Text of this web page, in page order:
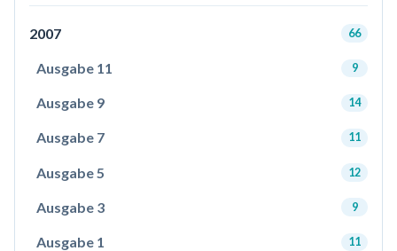
2007 66
Ausgabe 11 9
Ausgabe 9 14
Ausgabe 7 11
Ausgabe 5 12
Ausgabe 3 9
Ausgabe 1 11